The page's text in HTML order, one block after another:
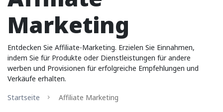
Marketing
Entdecken Sie Affiliate-Marketing. Erzielen Sie Einnahmen,
indem Sie für Produkte oder Dienstleistungen für andere
werben und Provisionen für erfolgreiche Empfehlungen und
Verkäufe erhalten.
Startseite
Affiliate Marketing